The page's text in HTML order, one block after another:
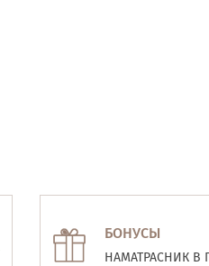
БОНУСЫ
НАМАТРАСНИК В